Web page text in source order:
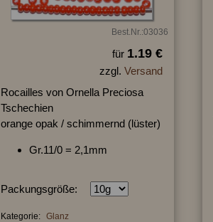
Best.Nr.:03036
für 1.19 €
zzgl. Versand
Rocailles von Ornella Preciosa
Tschechien
orange opak / schimmernd (lüster)
Gr.11/0 = 2,1mm
Packungsgröße:
Kategorie: Glanz